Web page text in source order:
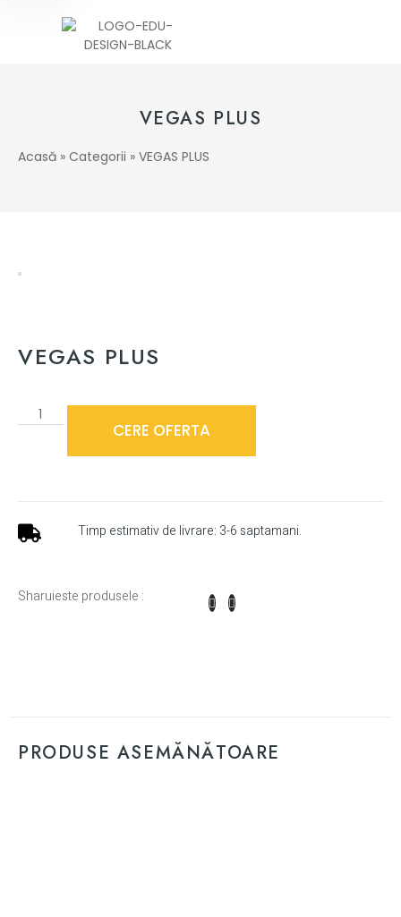
VEGAS PLUS
Acasă » Categorii » VEGAS PLUS
VEGAS PLUS
CERE OFERTA
Timp estimativ de livrare: 3-6 saptamani.
Sharuieste produsele :
PRODUSE ASEMĂNĂTOARE